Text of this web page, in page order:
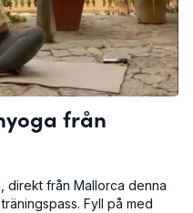
från
direkt från Mallorca denna
Fyll på med